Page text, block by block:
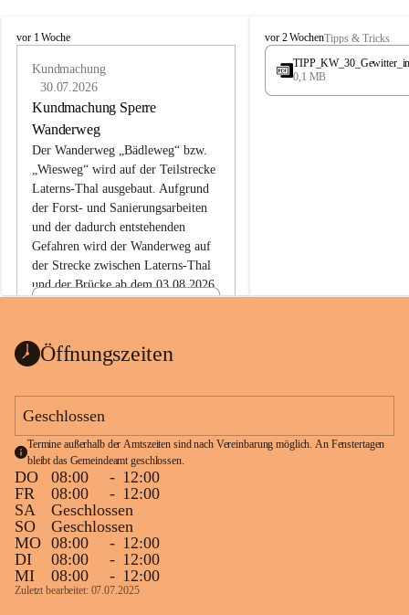
L
vor 1 Woche
Kundmachung
30.07.2026
Kundmachung Sperre
Wanderweg
Der Wanderweg „Bädleweg“ bzw.
„Wiesweg“ wird auf der Teilstrecke
Laterns-Thal ausgebaut. Aufgrund
der Forst- und Sanierungsarbeiten
und der dadurch entstehenden
Gefahren wird der Wanderweg auf
der Strecke zwischen Laterns-Thal
und der Brücke ab dem 03.08.2026
ht
1 Seite•0,1 MB
L
a
e
vor 2 WochenTipps & Tricks
0,1 MB
Öffnungszeiten
Geschlossen
Termine außerhalb der Amtszeiten sind nach Vereinbarung möglich. An Fenstertagen
bleibt das Gemeindeamt geschlossen.
DO 08:00 - 12:00
FR
08:00 - 12:00
SA
Geschlossen
SO
Geschlossen
MO 08:00 - 12:00
DI
08:00 - 12:00
MI
08:00 - 12:00
Zuletzt bearbeitet: 07.07.2025